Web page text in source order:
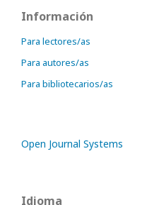
Información
Para lectores/as
Para autores/as
Para bibliotecarios/as
Open Journal Systems
Idioma